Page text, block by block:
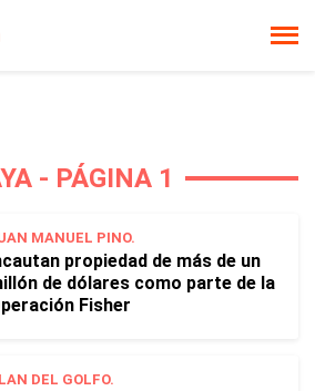
- PÁGINA 1
MANUEL PINO.
propiedad de más de un
de dólares como parte de la
Fisher
DEL GOLFO.